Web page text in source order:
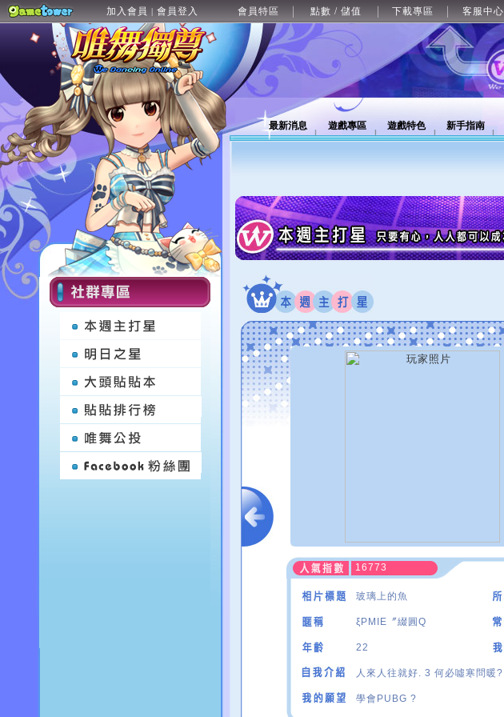
加入會員 | 會員登入 會員特區 點數 / 儲值 下載專區 客服中心
最新消息 遊戲專區 遊戲特色 新手指南
16773
玻璃上的魚
ξPMIE〞綴圓Q
22
人來人往就好. 3 何必噓寒問暖?
學會PUBG ?